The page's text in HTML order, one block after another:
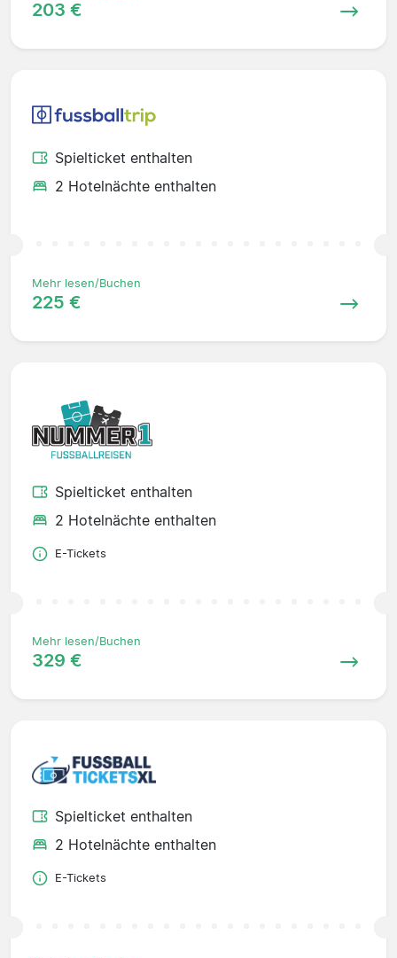
203 €
Spielticket enthalten
2 Hotelnächte enthalten
Mehr lesen/Buchen
225 €
Spielticket enthalten
2 Hotelnächte enthalten
E-Tickets
Mehr lesen/Buchen
329 €
Spielticket enthalten
2 Hotelnächte enthalten
E-Tickets